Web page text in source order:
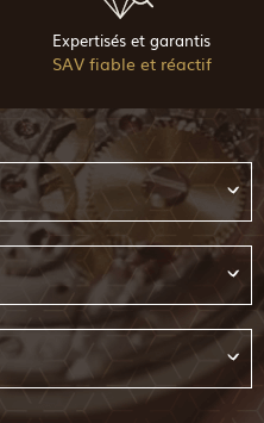
Expertisés et garantis
SAV fiable et réactif